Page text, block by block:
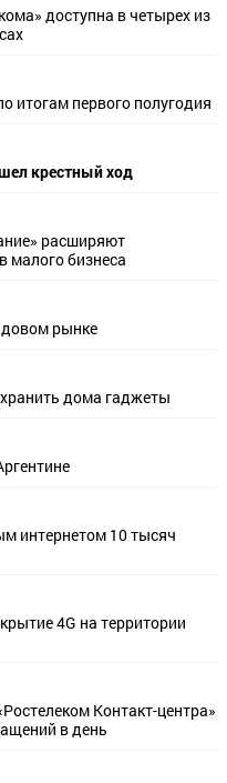
доступна в четырех из
итогам первого полугодия
крестный ход
расширяют
бизнеса
рынке
дома гаджеты
интернетом 10 тысяч
4G на территории
Контакт-центра»
в день